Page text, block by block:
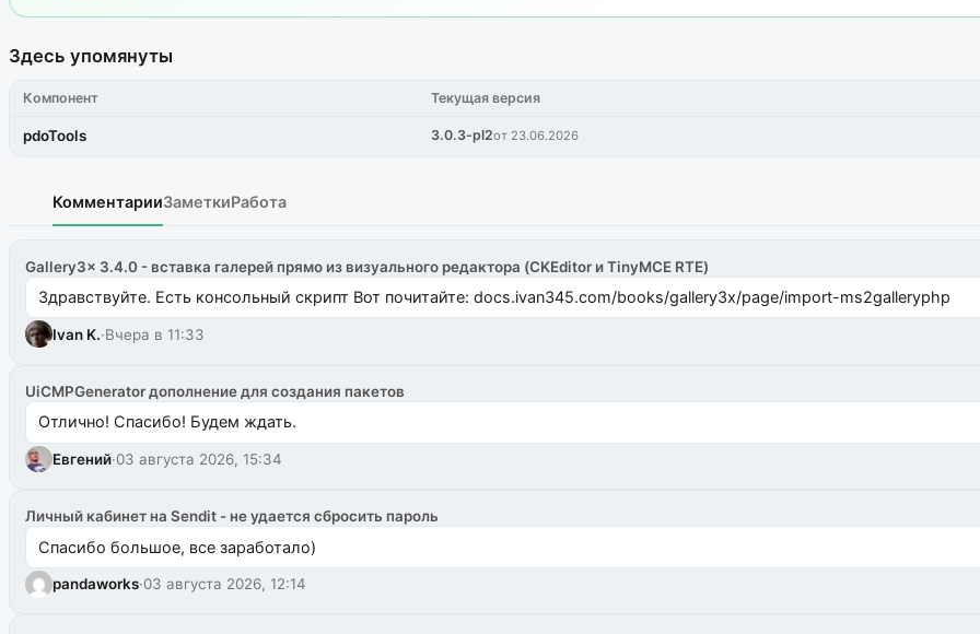
Здесь упомянуты
Компонент Текущая версия
pdoTools 3.0.3-pl2от 23.06.2026
КомментарииЗаметкиРабота
Gallery3x 3.4.0 - вставка галерей прямо из визуального редактора (CKEditor и TinyMCE RTE)
Здравствуйте. Есть консольный скрипт Вот почитайте: docs.ivan345.com/books/gallery3x/page/import-ms2galleryphp
Ivan K.·Вчера в 11:33
UiCMPGenerator дополнение для создания пакетов
Отлично! Спасибо! Будем ждать.
Евгений·03 августа 2026, 15:34
Личный кабинет на Sendit - не удается сбросить пароль
Спасибо большое, все заработало)
pandaworks·03 августа 2026, 12:14